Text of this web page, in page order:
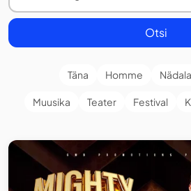
Otsi
Täna Homme
Muusika Teater Festival